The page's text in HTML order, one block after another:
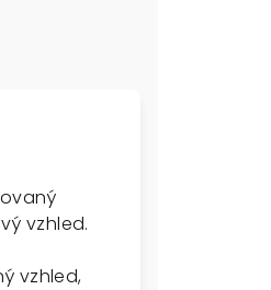
vzhled.
vzhled,